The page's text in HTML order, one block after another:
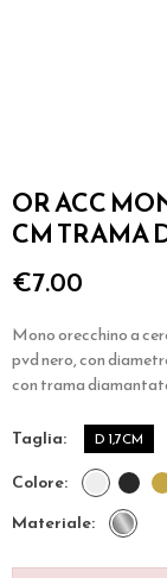
OR ACC
CM TRAMA
€7.00
Mono orecchino a
pvd nero, con
con trama
taglia D 1,7CM
colore
materiale